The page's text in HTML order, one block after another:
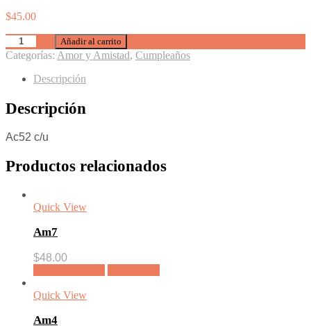
$45.00
Añadir al carrito
Categorías: Amor y Amistad, Cumpleaños
Descripción
Descripción
Ac52 c/u
Productos relacionados
Quick View
Am7
$48.00
Quick View
Am4